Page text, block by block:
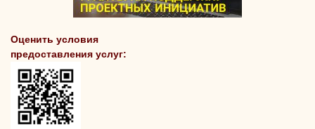
Оценить условия
предоставления услуг: